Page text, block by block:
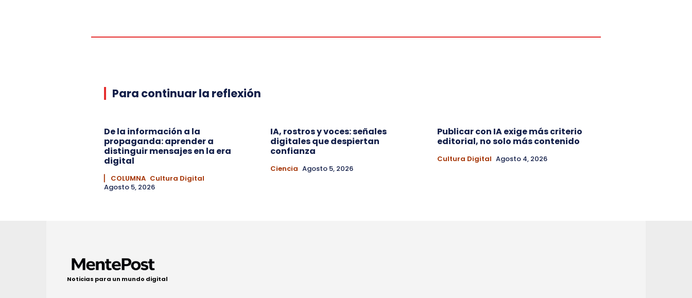
Para continuar la reflexión
De la información a la
propaganda: aprender a
distinguir mensajes en la era
digital
▏ COLUMNA Cultura Digital
Agosto 5, 2026
IA, rostros y voces: señales
digitales que despiertan
confianza
Ciencia Agosto 5, 2026
Publicar con IA exige más criterio
editorial, no solo más contenido
Cultura Digital Agosto 4, 2026
Noticias para un mundo digital